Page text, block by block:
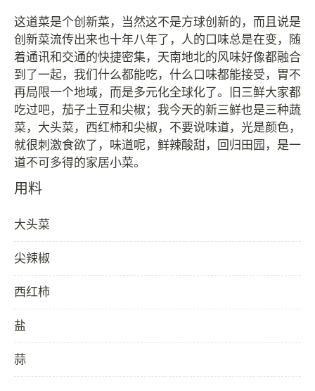
这道菜是个创新菜，当然这不是方球创新的，而且说是
创新菜流传出来也十年八年了，人的口味总是在变，随
着通讯和交通的快捷密集，天南地北的风味好像都融合
到了一起，我们什么都能吃，什么口味都能接受，胃不
再局限一个地域，而是多元化全球化了。旧三鲜大家都
吃过吧，茄子土豆和尖椒；我今天的新三鲜也是三种蔬
菜，大头菜，西红柿和尖椒，不要说味道，光是颜色，
就很刺激食欲了，味道呢，鲜辣酸甜，回归田园，是一
用料
大头菜
尖辣椒
西红柿
盐
蒜